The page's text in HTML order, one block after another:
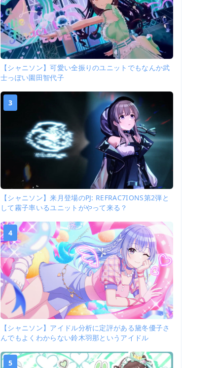
【シャニソン】可愛い全振りのユニットでもなんか武
士っぽい園田智代子
3
【シャニソン】来月登場のPJ: REFRAC7IONS第2弾と
して霧子率いるユニットがやって来る？
4
【シャニソン】アイドル分析に定評がある黛冬優子さ
んでもよくわからない鈴木羽那というアイドル
5